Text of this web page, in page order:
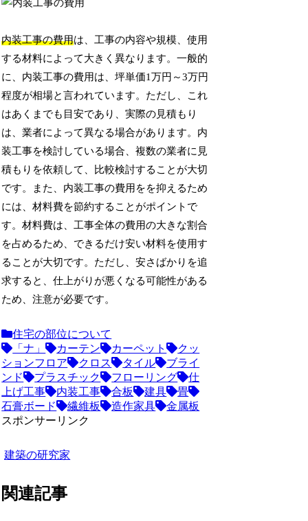
内装工事の費用は、工事の内容や規模、使用
する材料によって大きく異なります。一般的
に、内装工事の費用は、坪単価1万円～3万円
程度が相場と言われています。ただし、これ
はあくまでも目安であり、実際の見積もり
は、業者によって異なる場合があります。内
装工事を検討している場合、複数の業者に見
積もりを依頼して、比較検討することが大切
です。また、内装工事の費用をを抑えるため
には、材料費を節約することがポイントで
す。材料費は、工事全体の費用の大きな割合
を占めるため、できるだけ安い材料を使用す
ることが大切です。ただし、安さばかりを追
求すると、仕上がりが悪くなる可能性がある
ため、注意が必要です。
住宅の部位について
「ナ」
カーテン カーペット
クッ
ションフロア
クロス タイル
ブライ
ンド
プラスチック フローリング
仕
上げ工事
内装工事 合板 建具
畳
石膏ボード
繊維板 造作家具
金属板
スポンサーリンク
建築の研究家
関連記事